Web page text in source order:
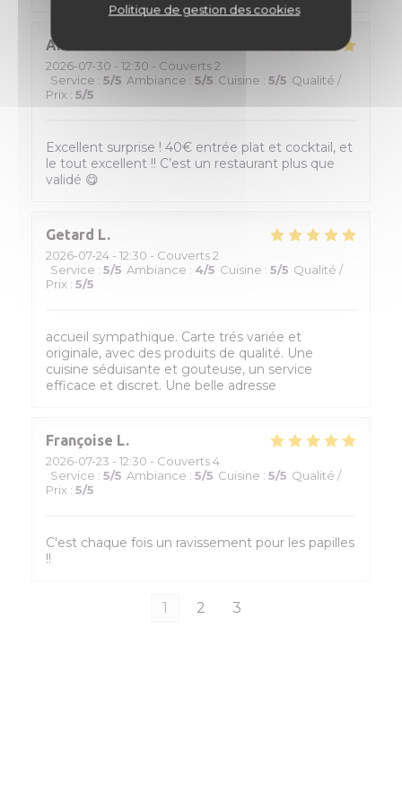
Politique de gestion des cookies
Amélie
2026-07-30 - 12:30 - Couverts 2
Service : 5/5 Ambiance : 5/5 Cuisine : 5/5 Qualité /
Prix : 5/5
Excellent surprise ! 40€ entrée plat et cocktail, et
le tout excellent !! C’est un restaurant plus que
validé 😋
Getard L
2026-07-24 - 12:30 - Couverts 2
Service : 5/5 Ambiance : 4/5 Cuisine : 5/5 Qualité /
Prix : 5/5
accueil sympathique. Carte trés variée et
originale, avec des produits de qualité. Une
cuisine séduisante et gouteuse, un service
efficace et discret. Une belle adresse
Françoise L
2026-07-23 - 12:30 - Couverts 4
Service : 5/5 Ambiance : 5/5 Cuisine : 5/5 Qualité /
Prix : 5/5
C'est chaque fois un ravissement pour les papilles
!!
1 2 3